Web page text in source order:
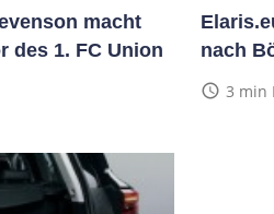
macht
des 1. FC Union
nach
access_time 3 min